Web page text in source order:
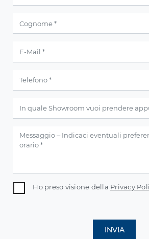
Ho preso visione della Privacy
INVIA